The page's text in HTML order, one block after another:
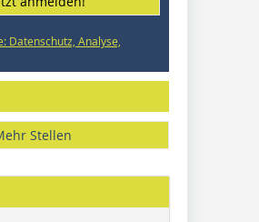
Datenschutz, Analyse,
Stellen